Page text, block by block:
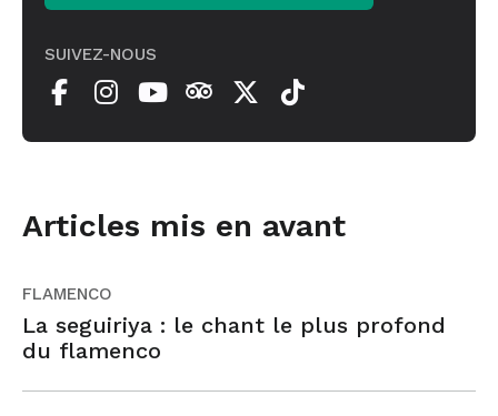
SUIVEZ-NOUS
Articles mis en avant
FLAMENCO
La seguiriya : le chant le plus profond
du flamenco